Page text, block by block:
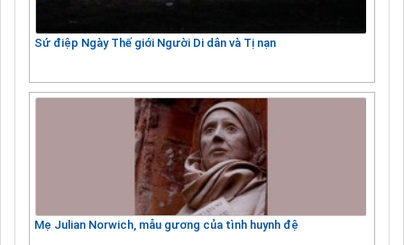
Sứ điệp Ngày Thế giới Người Di dân và Tị nạn
Mẹ Julian Norwich, mẫu gương của tình huynh đệ